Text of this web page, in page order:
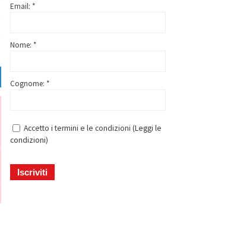
Email: *
Nome: *
Cognome: *
Accetto i termini e le condizioni (Leggi le
condizioni)